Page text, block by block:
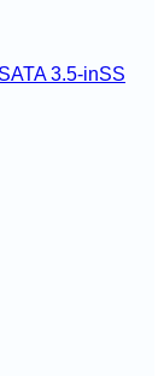
3.5-inSS